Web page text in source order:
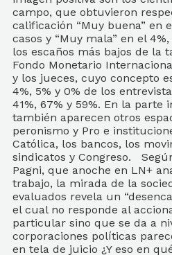
campo, que obtuvieron
calificación “Muy buena” en
casos y “Muy mala” en el
los escaños más bajos de la
Fondo Monetario
y los jueces, cuyo concepto
4%, 5% y 0% de los
41%, 67% y 59%. En la parte
también aparecen otros
peronismo y Pro e
Católica, los bancos, los
sindicatos y Congreso.
Pagni, que anoche en LN+
trabajo, la mirada de la
evaluados revela un
el cual no responde al
particular sino que se da a
corporaciones políticas
en tela de juicio ¿Y eso en